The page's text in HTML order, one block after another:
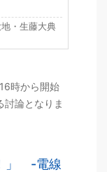
・生藤大典
時から開始
討論となりま
」 -電線